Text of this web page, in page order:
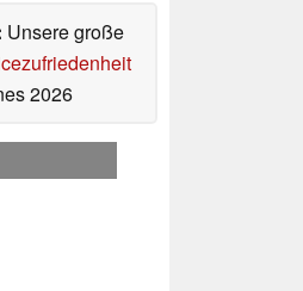
Unsere große
2026